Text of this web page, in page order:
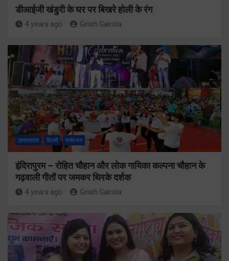
डीआईजी खंडुरी के घर पर बिखरे होली के रंग
4 years ago Girish Gairola
उत्तरप्रदेश दिल्ली मनोरंजन
इंदिरापुरम – रोहित चौहान और लोक गायिका कल्पना चौहान के
गढ़वाली गीतों पर जमकर थिरके दर्शक
4 years ago Girish Gairola